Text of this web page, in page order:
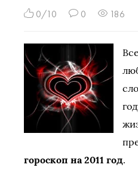
0/10 0 186
гороскоп на 2011 год.